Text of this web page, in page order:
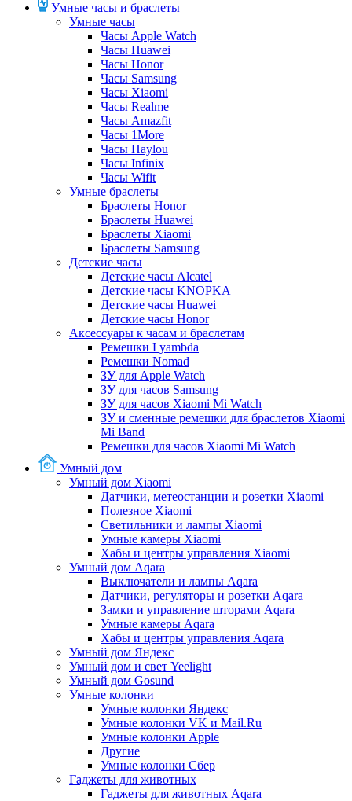
Умные часы и браслеты
Умные часы
Часы Apple Watch
Часы Huawei
Часы Honor
Часы Samsung
Часы Xiaomi
Часы Realme
Часы Amazfit
Часы 1More
Часы Haylou
Часы Infinix
Часы Wifit
Умные браслеты
Браслеты Honor
Браслеты Huawei
Браслеты Xiaomi
Браслеты Samsung
Детские часы
Детские часы Alcatel
Детские часы KNOPKA
Детские часы Huawei
Детские часы Honor
Аксессуары к часам и браслетам
Ремешки Lyambda
Ремешки Nomad
ЗУ для Apple Watch
ЗУ для часов Samsung
ЗУ для часов Xiaomi Mi Watch
ЗУ и сменные ремешки для браслетов Xiaomi
Mi Band
Ремешки для часов Xiaomi Mi Watch
Умный дом
Умный дом Xiaomi
Датчики, метеостанции и розетки Xiaomi
Полезное Xiaomi
Светильники и лампы Xiaomi
Умные камеры Xiaomi
Хабы и центры управления Xiaomi
Умный дом Aqara
Выключатели и лампы Aqara
Датчики, регуляторы и розетки Aqara
Замки и управление шторами Aqara
Умные камеры Aqara
Хабы и центры управления Aqara
Умный дом Яндекс
Умный дом и свет Yeelight
Умный дом Gosund
Умные колонки
Умные колонки Яндекс
Умные колонки VK и Mail.Ru
Умные колонки Apple
Другие
Умные колонки Сбер
Гаджеты для животных
Гаджеты для животных Aqara